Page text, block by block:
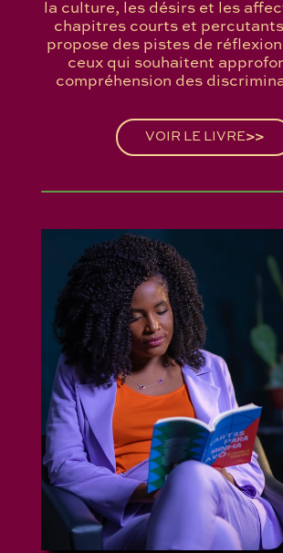
la culture, les désirs et les
chapitres courts et
propose des pistes de
ceux qui souhaitent
compréhension des
VOIR LE LIVRE>>